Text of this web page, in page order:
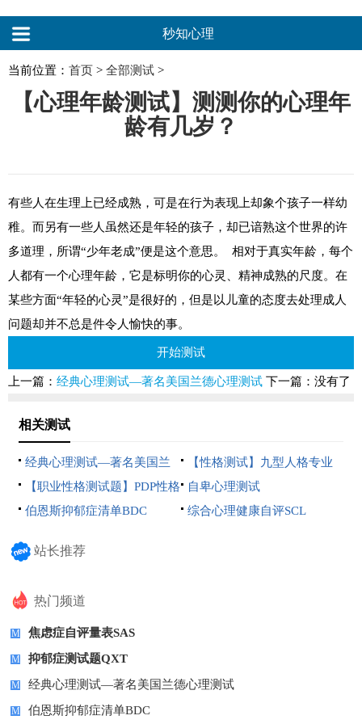
秒知心理
当前位置： 首页 > 全部测试 >
【心理年龄测试】测测你的心理年
龄有几岁？
有些人在生理上已经成熟，可是在行为表现上却象个孩子一样幼
稚。而另有一些人虽然还是年轻的孩子，却已谙熟这个世界的许
多道理，所谓“少年老成”便是这个意思。 相对于真实年龄，每个
人都有一个心理年龄，它是标明你的心灵、精神成熟的尺度。在
某些方面“年轻的心灵”是很好的，但是以儿童的态度去处理成人
问题却并不总是件令人愉快的事。
开始测试
上一篇： 经典心理测试—著名美国兰德心理测试 下一篇：没有了
相关测试
经典心理测试—著名美国兰
德心理
【性格测试】九型人格专业
测试
【职业性格测试题】PDP性格
测试
自卑心理测试
伯恩斯抑郁症清单BDC
综合心理健康自评SCL
站长推荐
热门频道
M 焦虑症自评量表SAS
M 抑郁症测试题QXT
M 经典心理测试—著名美国兰德心理测试
M 伯恩斯抑郁症清单BDC